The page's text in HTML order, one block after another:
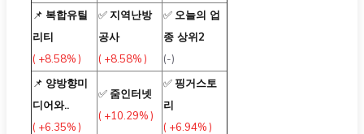
📌 복합유틸
리티
( +8.58% )
✅지역난방
공사
( +8.58% )
✅ 오늘의 업
종 상위2
(-)
📌 양방향미
디어와..
( +6.35% )
✅ 줌인터넷
( +10.29% )
✅ 핑거스토
리
( +6.94% )